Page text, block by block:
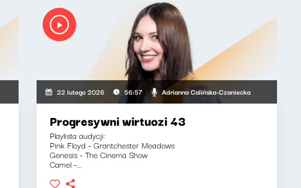
22 lutego 2026 56:57 Adrianna Calińska-Czaniecka
Progresywni wirtuozi 43
Playlista audycji:
Pink Floyd - Grantchester Meadows
Genesis - The Cinema Show
Camel -...